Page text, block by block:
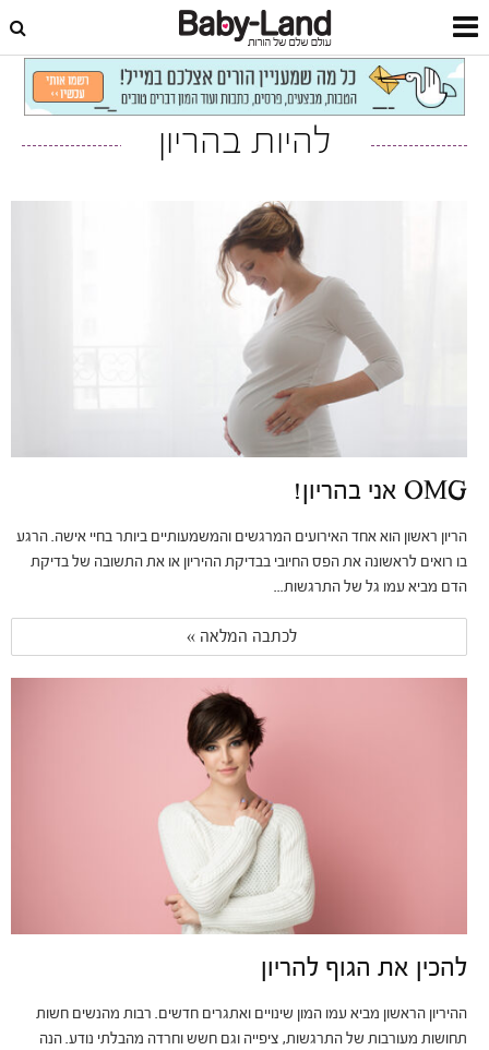
להיות בהריון
OMG אני בהריון!
הריון ראשון הוא אחד האירועים המרגשים והמשמעותיים ביותר בחיי אישה. הרגע
בו רואים לראשונה את הפס החיובי בבדיקת ההיריון או את התשובה של בדיקת
הדם מביא עמו גל של התרגשות...
לכתבה המלאה »
להכין את הגוף להריון
ההיריון הראשון מביא עמו המון שינויים ואתגרים חדשים. רבות מהנשים חשות
תחושות מעורבות של התרגשות, ציפייה וגם חשש וחרדה מהבלתי נודע. הנה